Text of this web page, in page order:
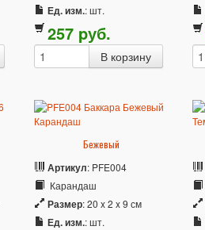
Ед. изм.: шт.
257 pуб.
Бежевый
Артикул: PFE004
Карандаш
Размер: 20 x 2 x 9 см
Ед. изм.: шт.